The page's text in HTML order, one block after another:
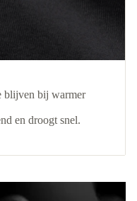
blijven bij warmer
en droogt snel.